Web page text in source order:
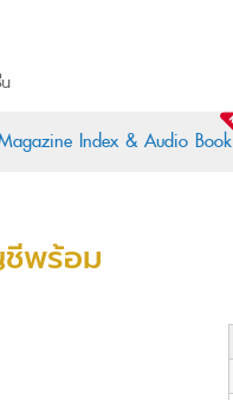
Index & Audio Book
พร้อม